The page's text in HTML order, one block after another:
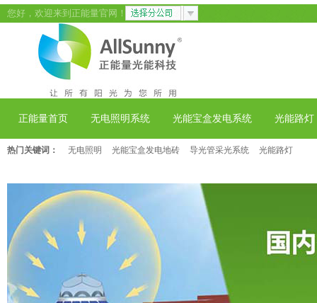
您好，欢迎来到正能量官网！
正能量首页 无电照明系统 光能宝盒发电系统 光能路灯
热门关键词： 无电照明 光能宝盒发电地砖 导光管采光系统 光能路灯